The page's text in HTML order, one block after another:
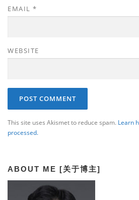
EMAIL *
WEBSITE
This site uses Akismet to reduce spam. Learn
processed.
ABOUT ME [关于博主]